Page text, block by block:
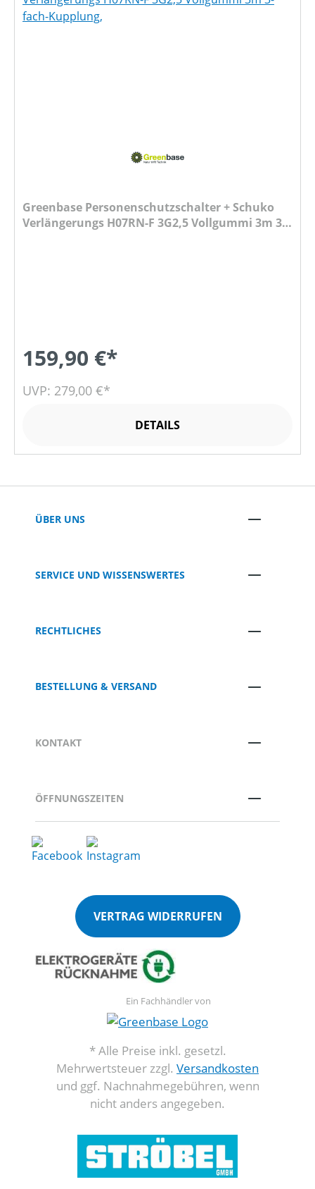
Greenbase Personenschutzschalter + Schuko
Verlängerungs H07RN-F 3G2,5 Vollgummi 3m 3-
159,90 €*
UVP: 279,00 €*
DETAILS
ÜBER UNS
SERVICE UND WISSENSWERTES
RECHTLICHES
BESTELLUNG & VERSAND
KONTAKT
ÖFFNUNGSZEITEN
VERTRAG WIDERRUFEN
Ein Fachhändler von
* Alle Preise inkl. gesetzl.
Mehrwertsteuer zzgl. Versandkosten
und ggf. Nachnahmegebühren, wenn
nicht anders angegeben.